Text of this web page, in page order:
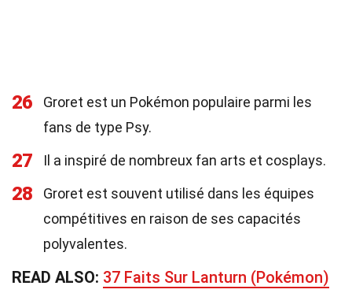
26
Groret est un Pokémon populaire parmi les
fans de type Psy.
27 Il a inspiré de nombreux fan arts et cosplays.
28
Groret est souvent utilisé dans les équipes
compétitives en raison de ses capacités
polyvalentes.
READ ALSO: 37 Faits Sur Lanturn (Pokémon)